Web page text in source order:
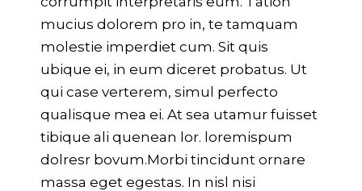
mucius dolorem pro in, te tamquam
molestie imperdiet cum. Sit quis
ubique ei, in eum diceret probatus. Ut
qui case verterem, simul perfecto
qualisque mea ei. At sea utamur fuisset
tibique ali quenean lor. loremispum
dolresr bovum.Morbi tincidunt ornare
massa eget egestas. In nisl nisi